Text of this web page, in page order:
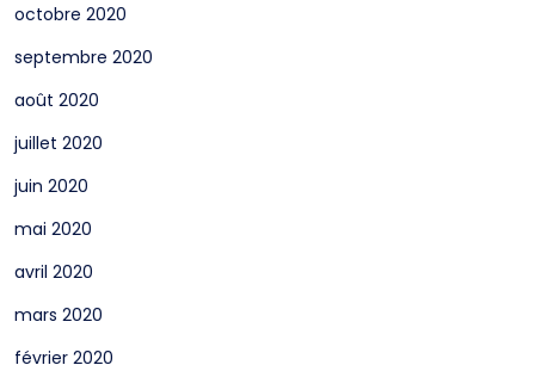
octobre 2020
septembre 2020
août 2020
juillet 2020
juin 2020
mai 2020
avril 2020
mars 2020
février 2020